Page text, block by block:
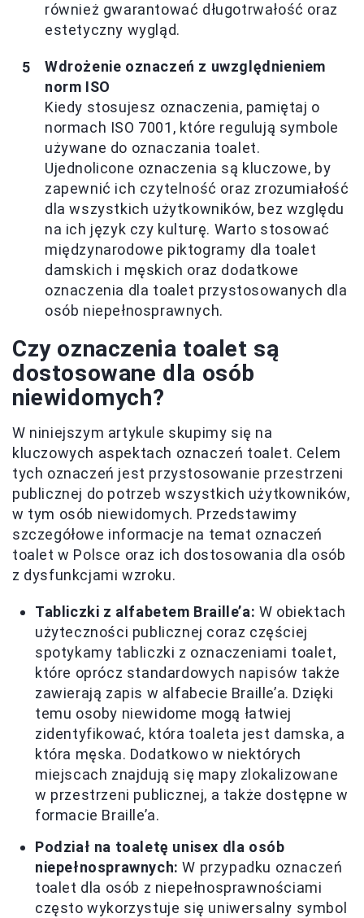
również gwarantować długotrwałość oraz
estetyczny wygląd.
Wdrożenie oznaczeń z uwzględnieniem
norm ISO
Kiedy stosujesz oznaczenia, pamiętaj o
normach ISO 7001, które regulują symbole
używane do oznaczania toalet.
Ujednolicone oznaczenia są kluczowe, by
zapewnić ich czytelność oraz zrozumiałość
dla wszystkich użytkowników, bez względu
na ich język czy kulturę. Warto stosować
międzynarodowe piktogramy dla toalet
damskich i męskich oraz dodatkowe
oznaczenia dla toalet przystosowanych dla
osób niepełnosprawnych.
Czy oznaczenia toalet są
dostosowane dla osób
niewidomych?
W niniejszym artykule skupimy się na
kluczowych aspektach oznaczeń toalet. Celem
tych oznaczeń jest przystosowanie przestrzeni
publicznej do potrzeb wszystkich użytkowników,
w tym osób niewidomych. Przedstawimy
szczegółowe informacje na temat oznaczeń
toalet w Polsce oraz ich dostosowania dla osób
z dysfunkcjami wzroku.
Tabliczki z alfabetem Braille’a: W obiektach
użyteczności publicznej coraz częściej
spotykamy tabliczki z oznaczeniami toalet,
które oprócz standardowych napisów także
zawierają zapis w alfabecie Braille’a. Dzięki
temu osoby niewidome mogą łatwiej
zidentyfikować, która toaleta jest damska, a
która męska. Dodatkowo w niektórych
miejscach znajdują się mapy zlokalizowane
w przestrzeni publicznej, a także dostępne w
formacie Braille’a.
Podział na toaletę unisex dla osób
niepełnosprawnych: W przypadku oznaczeń
toalet dla osób z niepełnosprawnościami
często wykorzystuje się uniwersalny symbol